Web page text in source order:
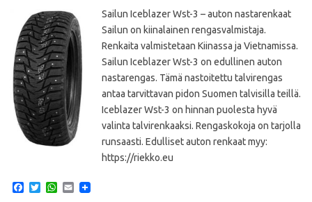
Sailun Iceblazer Wst-3 – auton nastarenkaat
Sailun on kiinalainen rengasvalmistaja.
Renkaita valmistetaan Kiinassa ja Vietnamissa.
Sailun Iceblazer Wst-3 on edullinen auton
nastarengas. Tämä nastoitettu talvirengas
antaa tarvittavan pidon Suomen talvisilla teillä.
Iceblazer Wst-3 on hinnan puolesta hyvä
valinta talvirenkaaksi. Rengaskokoja on tarjolla
runsaasti. Edulliset auton renkaat myy:
https://riekko.eu
T
W
E